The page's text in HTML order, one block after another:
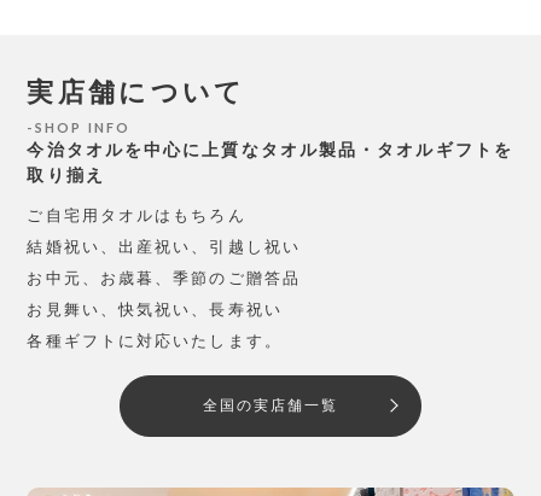
実店舗について
SHOP INFO
今治タオルを中心に上質なタオル製品・タオルギフトを
取り揃え
ご自宅用タオルはもちろん
結婚祝い、出産祝い、引越し祝い
お中元、お歳暮、季節のご贈答品
お見舞い、快気祝い、長寿祝い
各種ギフトに対応いたします。
全国の実店舗一覧